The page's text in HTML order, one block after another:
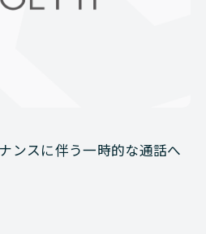
ンスに伴う一時的な通話へ